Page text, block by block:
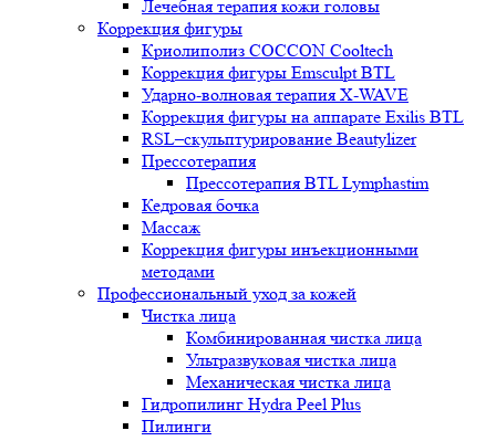
Лечебная терапия кожи головы
Коррекция фигуры
Криолиполиз COCCON Cooltech
Коррекция фигуры Emsculpt BTL
Ударно-волновая терапия X-WAVE
Коррекция фигуры на аппарате Exilis BTL
RSL–скульптурирование Beautylizer
Прессотерапия
Прессотерапия BTL Lymphastim
Кедровая бочка
Массаж
Коррекция фигуры инъекционными
методами
Профессиональный уход за кожей
Чистка лица
Комбинированная чистка лица
Ультразвуковая чистка лица
Механическая чистка лица
Гидропилинг Hydra Peel Plus
Пилинги